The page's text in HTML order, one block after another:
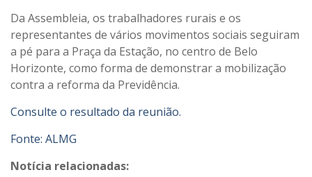
Da Assembleia, os trabalhadores rurais e os
representantes de vários movimentos sociais seguiram
a pé para a Praça da Estação, no centro de Belo
Horizonte, como forma de demonstrar a mobilização
contra a reforma da Previdência.
Consulte o resultado da reunião.
Fonte: ALMG
Notícia relacionadas: